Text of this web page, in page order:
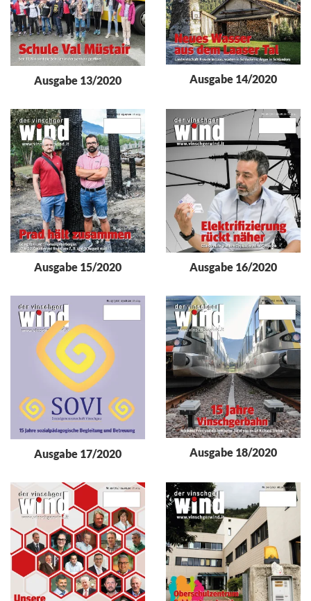
Ausgabe 13/2020 Ausgabe 14/2020
Ausgabe 15/2020 Ausgabe 16/2020
Ausgabe 17/2020 Ausgabe 18/2020